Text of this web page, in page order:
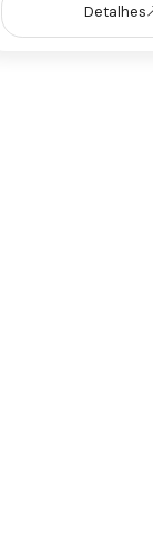
Detalhes